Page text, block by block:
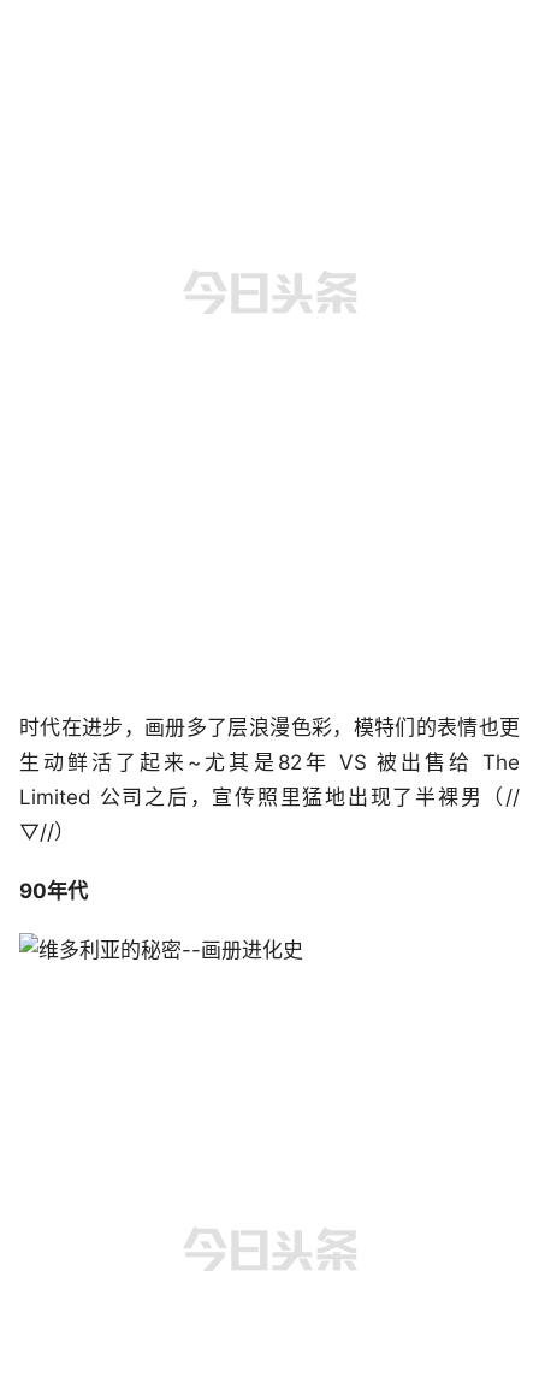
时代在进步，画册多了层浪漫色彩，模特们的表情也更
生动鲜活了起来~尤其是82年 VS 被出售给 The
Limited 公司之后，宣传照里猛地出现了半裸男（//
▽//）
90年代